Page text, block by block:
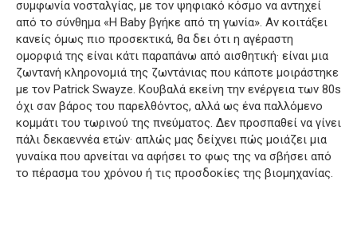
συμφωνία νοσταλγίας, με τον ψηφιακό κόσμο να αντηχεί
από το σύνθημα «Η Baby βγήκε από τη γωνία». Αν κοιτάξει
κανείς όμως πιο προσεκτικά, θα δει ότι η αγέραστη
ομορφιά της είναι κάτι παραπάνω από αισθητική· είναι μια
ζωντανή κληρονομιά της ζωντάνιας που κάποτε μοιράστηκε
με τον Patrick Swayze. Κουβαλά εκείνη την ενέργεια των 80s
όχι σαν βάρος του παρελθόντος, αλλά ως ένα παλλόμενο
κομμάτι του τωρινού της πνεύματος. Δεν προσπαθεί να γίνει
πάλι δεκαεννέα ετών· απλώς μας δείχνει πώς μοιάζει μια
γυναίκα που αρνείται να αφήσει το φως της να σβήσει από
το πέρασμα του χρόνου ή τις προσδοκίες της βιομηχανίας.